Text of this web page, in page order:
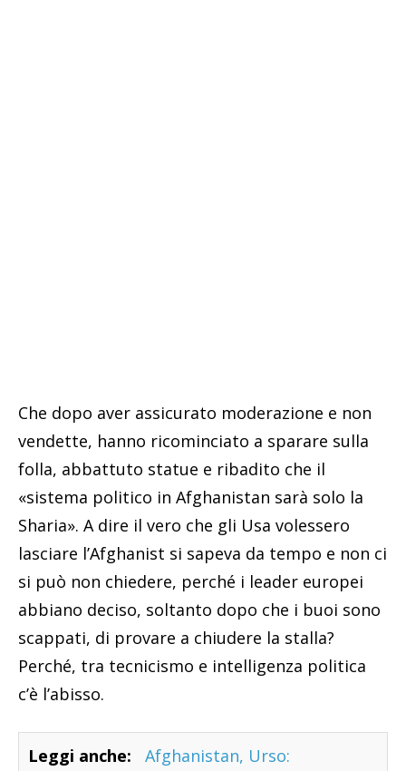
Che dopo aver assicurato moderazione e non
vendette, hanno ricominciato a sparare sulla
folla, abbattuto statue e ribadito che il
«sistema politico in Afghanistan sarà solo la
Sharia». A dire il vero che gli Usa volessero
lasciare l’Afghanist si sapeva da tempo e non ci
si può non chiedere, perché i leader europei
abbiano deciso, soltanto dopo che i buoi sono
scappati, di provare a chiudere la stalla?
Perché, tra tecnicismo e intelligenza politica
c’è l’abisso.
Leggi anche:
Afghanistan, Urso: